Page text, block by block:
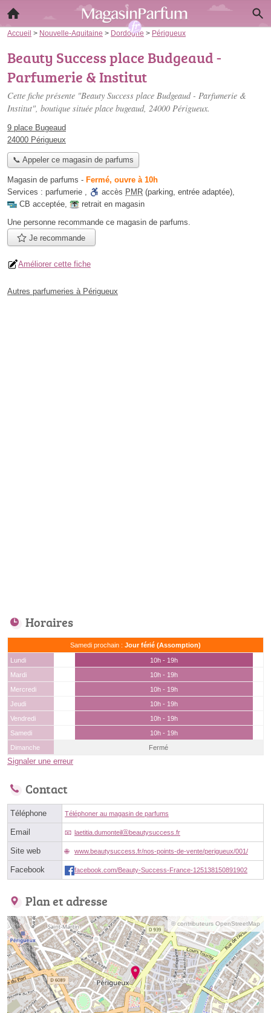
Accueil > Nouvelle-Aquitaine > Dordogne > Périgueux
Beauty Success place Budgeaud -
Parfumerie & Institut
Cette fiche présente "Beauty Success place Budgeaud - Parfumerie &
Institut", boutique située place bugeaud, 24000 Périgueux.
9 place Bugeaud
24000 Périgueux
📞 Appeler ce magasin de parfums
Magasin de parfums - Fermé, ouvre à 10h
Services : parfumerie , accès PMR (parking, entrée adaptée),
CB acceptée,
retrait en magasin
Une personne recommande ce magasin de parfums.
Je recommande
Améliorer cette fiche
Autres parfumeries à Périgueux
Horaires
Samedi prochain : Jour férié (Assomption)
Lundi
10h - 19h
Mardi
10h - 19h
Mercredi
10h - 19h
Jeudi
10h - 19h
Vendredi
10h - 19h
Samedi
10h - 19h
Dimanche
Fermé
Signaler une erreur
Contact
Téléphone Téléphoner au magasin de parfums
Email laetitia.dumonteilⓐbeautysuccess.fr
Site web www.beautysuccess.fr/nos-points-de-vente/perigueux/001/
Facebook facebook.com/Beauty-Success-France-125138150891902
Plan et adresse
© contributeurs OpenStreetMap